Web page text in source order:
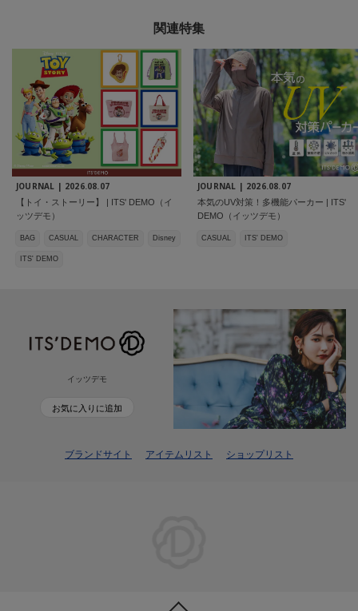
関連特集
JOURNAL | 2026.08.07
【トイ・ストーリー】 | ITS' DEMO（イ
ッツデモ）
BAG CASUAL CHARACTER Disney
ITS' DEMO
JOURNAL | 2026.08.07
本気のUV対策！多機能パーカー | ITS'
DEMO（イッツデモ）
CASUAL ITS' DEMO
イッツデモ
お気に入りに追加
ブランドサイト アイテムリスト ショップリスト